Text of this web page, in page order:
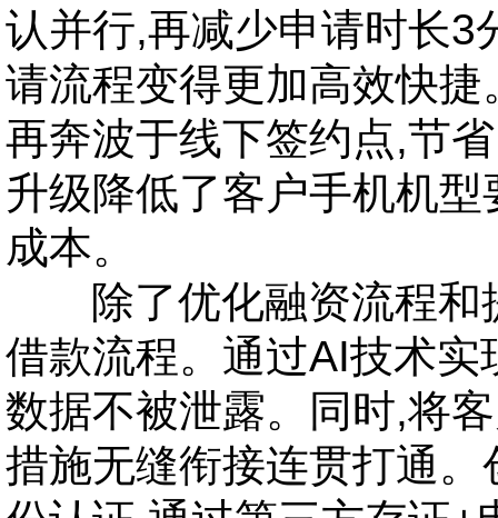
认并行,再减少申请时长3
请流程变得更加高效快捷
再奔波于线下签约点,节
升级降低了客户手机机
成本。
除了优化融资流程和提
借款流程。通过AI技术
数据不被泄露。同时,将
措施无缝衔接连贯打通